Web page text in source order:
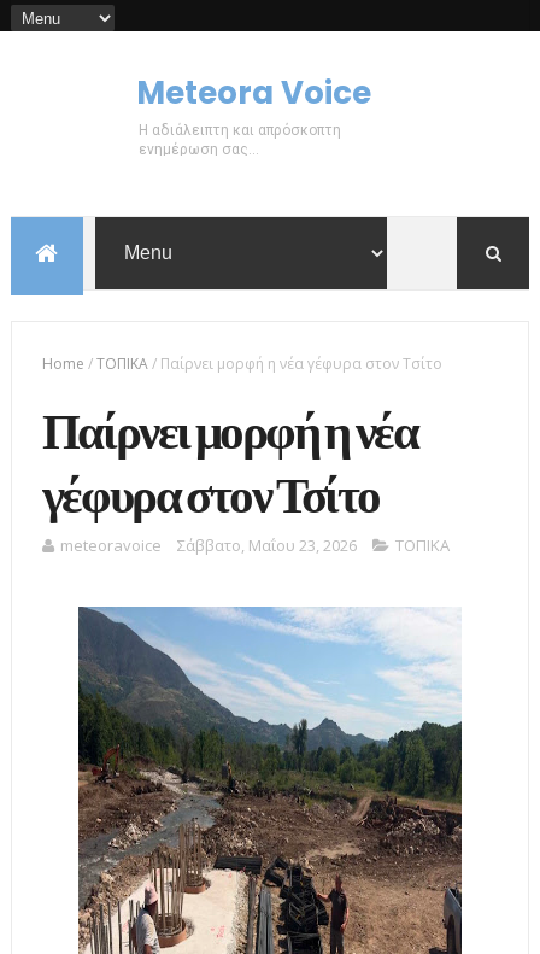
Meteora Voice
Η αδιάλειπτη και απρόσκοπτη
ενημέρωση σας...
Home /ΤΟΠΙΚΑ/ Παίρνει μορφή η νέα γέφυρα στον Τσίτο
Παίρνει μορφή η νέα
γέφυρα στον Τσίτο
meteoravoice Σάββατο, Μαΐου 23, 2026 ΤΟΠΙΚΑ